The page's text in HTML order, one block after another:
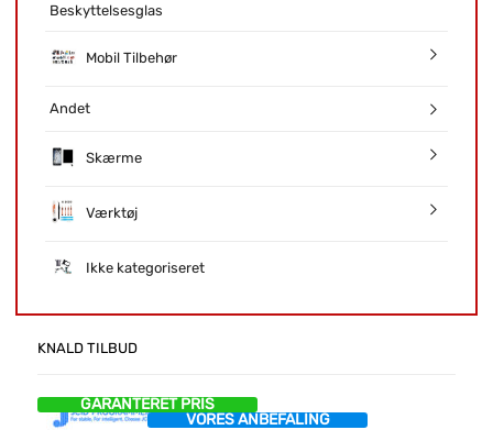
Beskyttelsesglas
Mobil Tilbehør
Andet
Skærme
Værktøj
Ikke kategoriseret
KNALD TILBUD
GARANTERET PRIS
VORES ANBEFALING